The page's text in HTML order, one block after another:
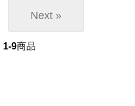
Next »
1-9商品